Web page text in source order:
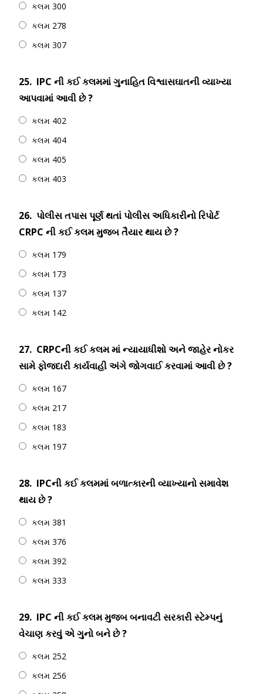
કલમ 300
કલમ 278
કલમ 307
25. IPC ની કઈ કલમમાં ગુનાહિત વિશ્વાસઘાતની વ્યાખ્યા
આપવામાં આવી છે ?
કલમ 402
કલમ 404
કલમ 405
કલમ 403
26. પોલીસ તપાસ પૂર્ણ થતાં પોલીસ અધિકારીનો રિપોર્ટ
CRPC ની કઈ કલમ મુજબ તૈયાર થાય છે ?
કલમ 179
કલમ 173
કલમ 137
કલમ 142
27. CRPCની કઈ કલમ માં ન્યાયાધીશો અને જાહેર નોકર
સામે ફોજદારી કાર્યવાહી અંગે જોગવાઈ કરવામાં આવી છે ?
કલમ 167
કલમ 217
કલમ 183
કલમ 197
28. IPCની કઈ કલમમાં બળાત્કારની વ્યાખ્યાનો સમાવેશ
થાય છે ?
કલમ 381
કલમ 376
કલમ 392
કલમ 333
29. IPC ની કઈ કલમ મુજબ બનાવટી સરકારી સ્ટેમ્પનું
વેચાણ કરવું એ ગુનો બને છે ?
કલમ 252
કલમ 256